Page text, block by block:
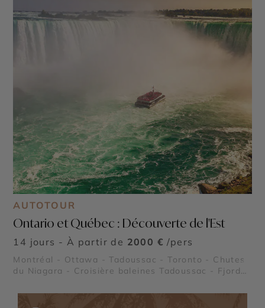
©
AUTOTOUR
Ontario et Québec : Découverte de l'Est
14 jours - À partir de 2000 € /pers
Montréal - Ottawa - Tadoussac - Toronto - Chutes
du Niagara - Croisière baleines Tadoussac - Fjord
national Mauricie - Le Lac Ontario - Le Lac Saint